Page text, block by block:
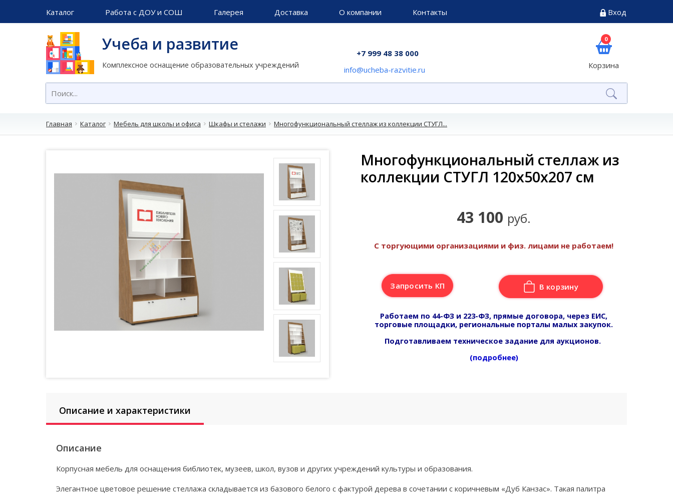
Каталог Работа с ДОУ и СОШ Галерея Доставка О компании Контакты Вход
Учеба и развитие
Комплексное оснащение образовательных учреждений
+7 999 48 38 000
info@ucheba-razvitie.ru
0
Корзина
Главная Каталог Мебель для школы и офиса Шкафы и стелажи Многофункциональный стеллаж из коллекции СТУГЛ...
Многофункциональный стеллаж из
коллекции СТУГЛ 120х50х207 см
43 100 руб.
С торгующими организациями и физ. лицами не работаем!
Запросить КП В корзину
Работаем по 44-ФЗ и 223-ФЗ, прямые договора, через ЕИС,
торговые площадки, региональные порталы малых закупок.
Подготавливаем техническое задание для аукционов.
(подробнее)
Описание и характеристики
Описание
Корпусная мебель для оснащения библиотек, музеев, школ, вузов и других учреждений культуры и образования.
Элегантное цветовое решение стеллажа складывается из базового белого с фактурой дерева в сочетании с коричневым «Дуб Канзас». Такая палитра